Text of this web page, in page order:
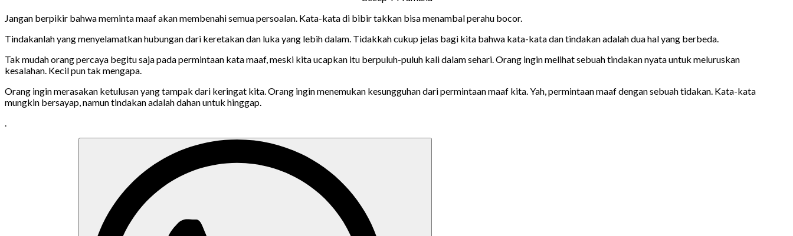
Jangan berpikir bahwa meminta maaf akan membenahi semua persoalan. Kata-kata di bibir takkan bisa menambal perahu bocor.
Tindakanlah yang menyelamatkan hubungan dari keretakan dan luka yang lebih dalam. Tidakkah cukup jelas bagi kita bahwa kata-kata dan tindakan adalah dua hal yang berbeda.
Tak mudah orang percaya begitu saja pada permintaan kata maaf, meski kita ucapkan itu berpuluh-puluh kali dalam sehari. Orang ingin melihat sebuah tindakan nyata untuk meluruskan
kesalahan. Kecil pun tak mengapa.
Orang ingin merasakan ketulusan yang tampak dari keringat kita. Orang ingin menemukan kesungguhan dari permintaan maaf kita. Yah, permintaan maaf dengan sebuah tidakan. Kata-kata
mungkin bersayap, namun tindakan adalah dahan untuk hinggap.
.